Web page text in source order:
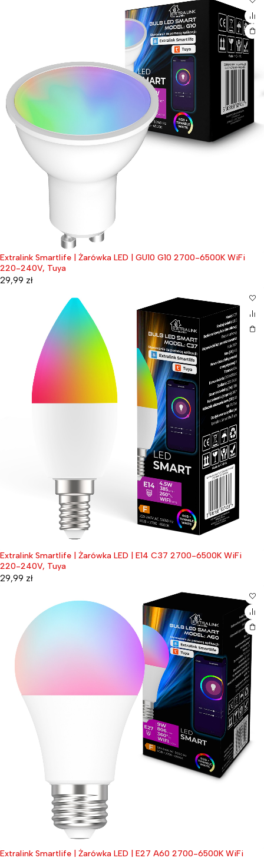
Extralink Smartlife | Żarówka LED | GU10 G10 2700-6500K WiFi
220-240V, Tuya
29,99 zł
Extralink Smartlife | Żarówka LED | E14 C37 2700-6500K WiFi
220-240V, Tuya
29,99 zł
Extralink Smartlife | Żarówka LED | E27 A60 2700-6500K WiFi